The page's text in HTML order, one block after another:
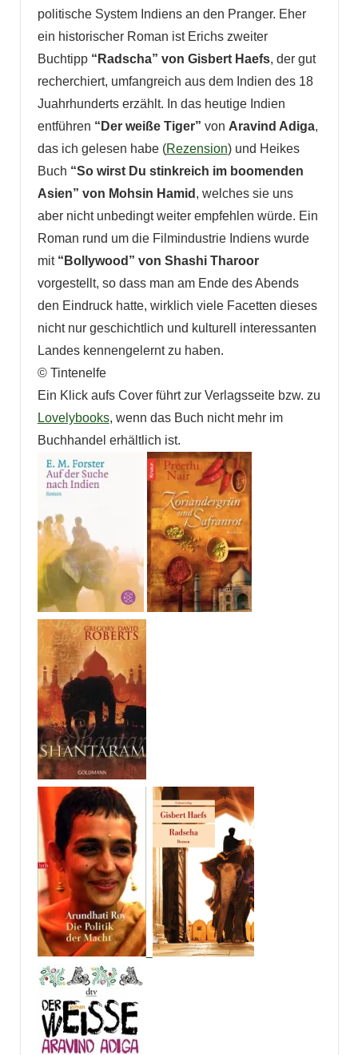
politische System Indiens an den Pranger. Eher
ein historischer Roman ist Erichs zweiter
Buchtipp “Radscha” von Gisbert Haefs, der gut
recherchiert, umfangreich aus dem Indien des 18
Juahrhunderts erzählt. In das heutige Indien
entführen “Der weiße Tiger” von Aravind Adiga,
das ich gelesen habe (Rezension) und Heikes
Buch “So wirst Du stinkreich im boomenden
Asien” von Mohsin Hamid , welches sie uns
aber nicht unbedingt weiter empfehlen würde. Ein
Roman rund um die Filmindustrie Indiens wurde
mit “Bollywood” von Shashi Tharoor
vorgestellt, so dass man am Ende des Abends
den Eindruck hatte, wirklich viele Facetten dieses
nicht nur geschichtlich und kulturell interessanten
Landes kennengelernt zu haben.
© Tintenelfe
Ein Klick aufs Cover führt zur Verlagsseite bzw. zu
Lovelybooks, wenn das Buch nicht mehr im
Buchhandel erhältlich ist.